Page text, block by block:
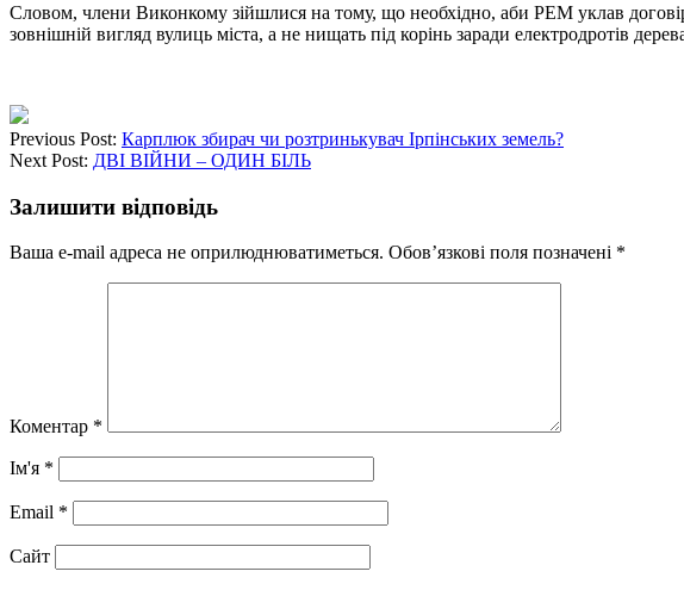
Словом, члени Виконкому зійшлися на тому, що необхідно, аби РЕМ уклав
зовнішній вигляд вулиць міста, а не нищать під корінь заради електродротів
Previous Post: Карплюк збирач чи розтринькувач Ірпінських земель?
Next Post: ДВІ ВІЙНИ – ОДИН БІЛЬ
Залишити відповідь
Ваша e-mail адреса не оприлюднюватиметься. Обов’язкові поля позначені *
Коментар *
Ім'я *
Email *
Сайт